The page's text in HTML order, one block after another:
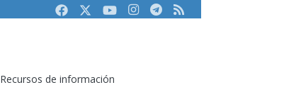
FacebookTwitterYoutubeInstagram
Telegram
RSS
Recursos de información